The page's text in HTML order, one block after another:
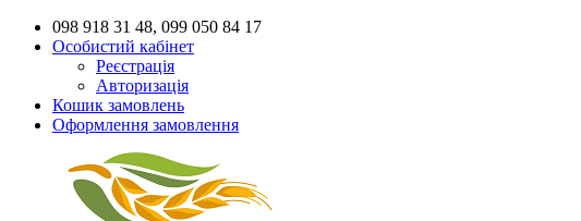
098 918 31 48, 099 050 84 17
Особистий кабінет
Реєстрація
Авторизація
Кошик замовлень
Оформлення замовлення